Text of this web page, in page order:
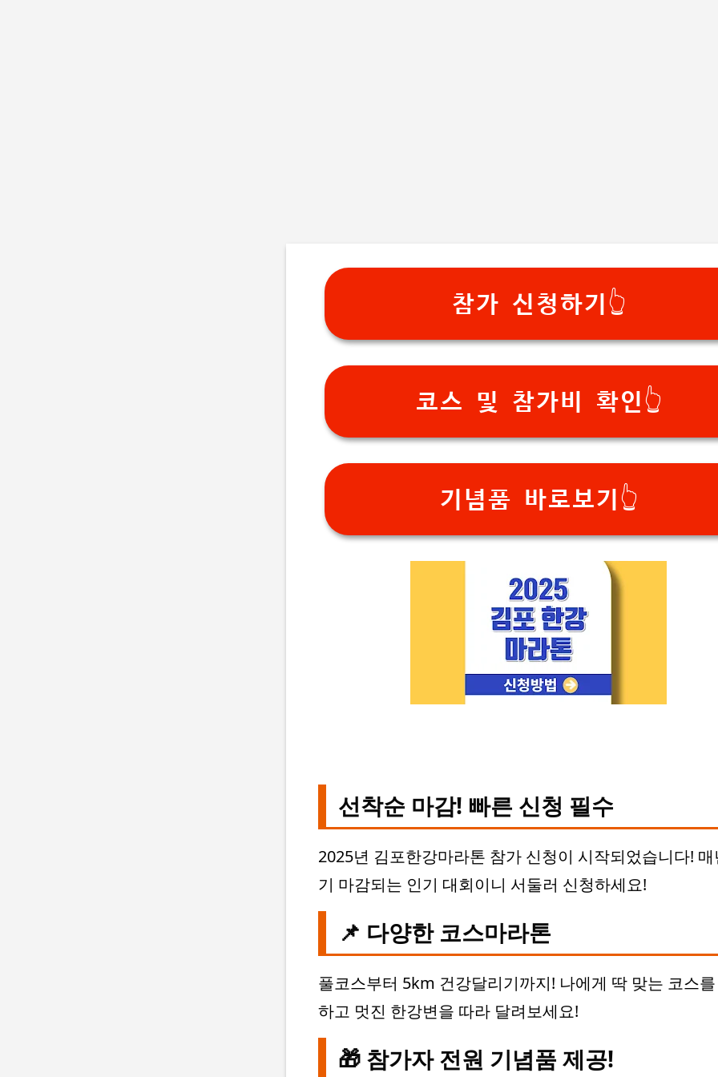
참가 신청하기👆
코스 및 참가비 확인👆
기념품 바로보기👆
선착순 마감! 빠른 신청 필수
2025년 김포한강마라톤 참가 신청이 시작되었습니다!
기 마감되는 인기 대회이니 서둘러 신청하세요!
📌 다양한 코스마라톤
풀코스부터 5km 건강달리기까지! 나에게 딱 맞는 코스
하고 멋진 한강변을 따라 달려보세요!
🎁 참가자 전원 기념품 제공!